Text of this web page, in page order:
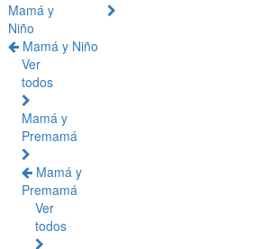
Mamá y
Niño
Mamá y Niño
Ver
todos
Mamá y
Premamá
Mamá y
Premamá
Ver
todos